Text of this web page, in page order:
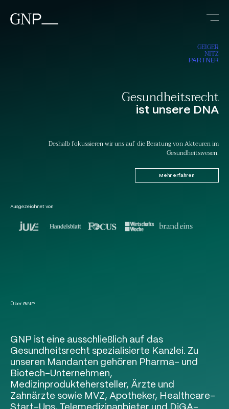
GEIGER
NITZ
PARTNER
Gesundheitsrecht
ist unsere DNA
Deshalb fokussieren wir uns auf die Beratung von Akteuren im
Gesundheitswesen.
Mehr erfahren
Ausgezeichnet von
Über GNP
GNP ist eine ausschließlich auf das
Gesundheitsrecht spezialisierte Kanzlei. Zu
unseren Mandanten gehören Pharma- und
Biotech-Unternehmen,
Medizinproduktehersteller, Ärzte und
Zahnärzte sowie MVZ, Apotheker, Healthcare-